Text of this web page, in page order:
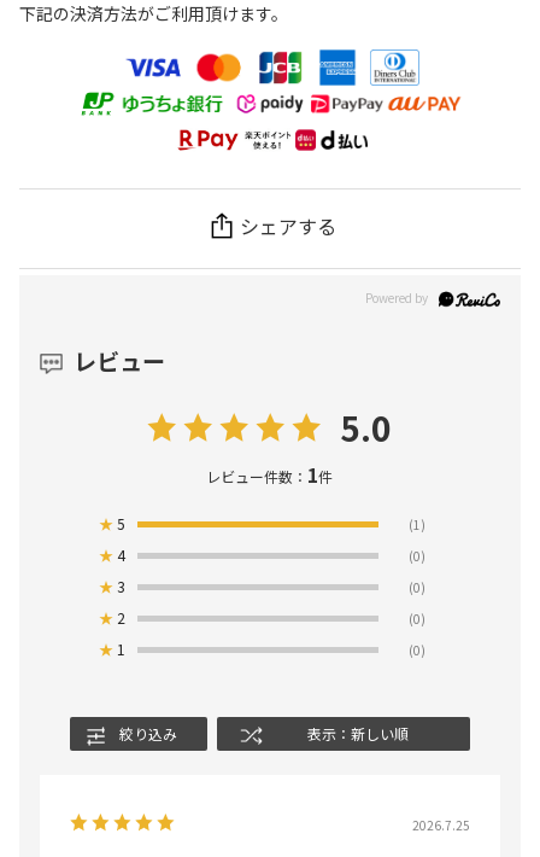
下記の決済方法がご利用頂けます。
シェアする
レビュー
5.0
レビュー件数： 1件
★5 (1)
★4 (0)
★3 (0)
★ 2 (0)
★ 1 (0)
絞り込み 表示：新しい順
2026.7.25